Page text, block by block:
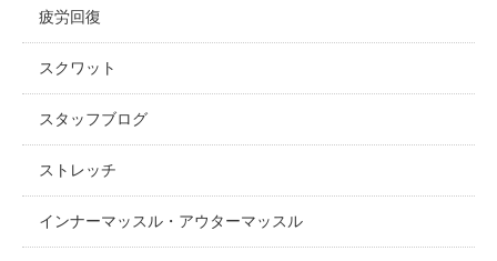
疲労回復
スクワット
スタッフブログ
ストレッチ
インナーマッスル・アウターマッスル